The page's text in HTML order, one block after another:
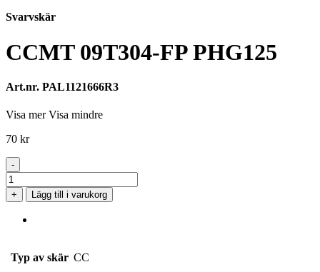
Svarvskär
CCMT 09T304-FP PHG125
Art.nr. PAL1121666R3
Visa mer Visa mindre
70 kr
-
CCMT
09T304-
FP
PHG125
+ Lägg till i varukorg
Typ av skär CC